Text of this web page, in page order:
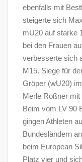
ebenfalls mit
steigerte sich
mU20 auf starke
bei den Frauen
verbesserte sich
M15. Siege für
Gröper (wU20)
Merle Roßner
Beim vom LV 90
gingen Athleten
Bundesländern
beim European
Platz vier und